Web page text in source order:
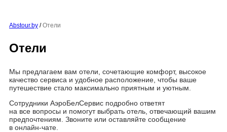
Abstour.by / Отели
Отели
Мы предлагаем вам отели, сочетающие комфорт, высокое
качество сервиса и удобное расположение, чтобы ваше
путешествие стало максимально приятным и уютным.
Сотрудники АэроБелСервис подробно ответят
на все вопросы и помогут выбрать отель, отвечающий вашим
предпочтениям. Звоните или оставляйте сообщение
в онлайн-чате.